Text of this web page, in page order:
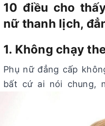
10 điều cho
nữ thanh lịch,
1. Không chạy
Phụ nữ đẳng cấp
bất cứ ai nói chung,